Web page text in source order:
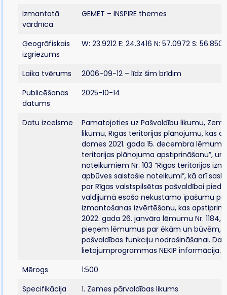
Izmantotā
vārdnīca
GEMET – INSPIRE themes
Ģeogrāfiskais
izgriezums
W: 23.9212 E: 24.3416 N: 57.0972 S: 56.8503
Laika tvērums
2006-09-12 – līdz šim brīdim
Publicēšanas
datums
2025-10-14
Datu izcelsme
Pamatojoties uz Pašvaldību likumu,
likumu, Rīgas teritorijas plānojumu, kas
domes 2021. gada 15. decembra lēmumu
teritorijas plānojuma apstiprināšanu”, un
noteikumiem Nr. 103 “Rīgas teritorijas
apbūves saistošie noteikumi”, kā arī
par Rīgas valstspilsētas pašvaldībai
valdījumā esošo nekustamo īpašumu
izmantošanas izvērtēšanu, kas
2022. gada 26. janvāra lēmumu Nr. 1184,
pieņem lēmumus par ēkām un būvēm,
pašvaldības funkciju nodrošināšanai.
lietojumprogrammas NEKIP informācija.
Mērogs
1:500
Specifikācija
1. Zemes pārvaldības likums